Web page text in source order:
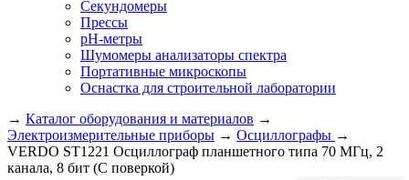
Секундомеры
Прессы
pH-метры
Шумомеры анализаторы спектра
Портативные микроскопы
Оснастка для строительной лаборатории
→ Каталог оборудования и материалов →
Электроизмерительные приборы → Осциллографы →
VERDO ST1221 Осциллограф планшетного типа 70 МГц, 2
канала, 8 бит (С поверкой)